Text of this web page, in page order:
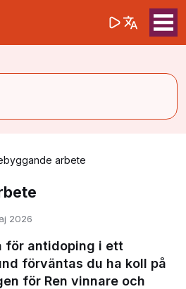
Sök på(opens in a
arbete
2026
för antidoping i ett
förväntas du ha koll på
för Ren vinnare och